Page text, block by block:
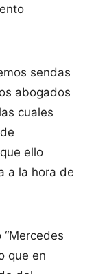
sendas
abogados
cuales
ello
a la hora de
que en